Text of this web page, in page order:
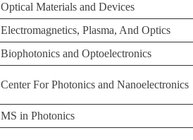
Optical Materials and Devices
Electromagnetics, Plasma, And Optics
Biophotonics and Optoelectronics
Center For Photonics and Nanoelectronics
MS in Photonics